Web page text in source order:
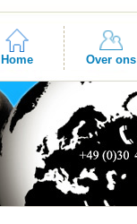
Home Over ons